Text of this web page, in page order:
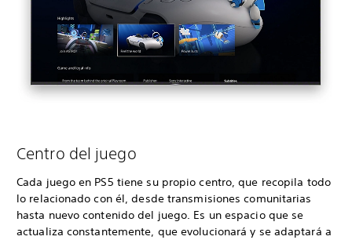
Centro del juego
Cada juego en PS5 tiene su propio centro, que recopila todo
lo relacionado con él, desde transmisiones comunitarias
hasta nuevo contenido del juego. Es un espacio que se
actualiza constantemente, que evolucionará y se adaptará a